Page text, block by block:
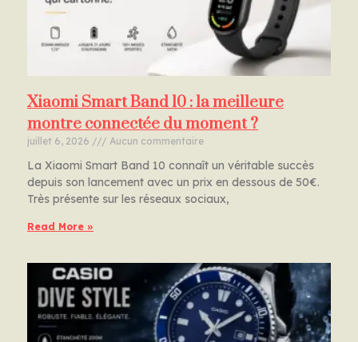
Xiaomi Smart Band 10 : la meilleure
montre connectée du moment ?
juillet 6, 2026 Aucun commentaire
La Xiaomi Smart Band 10 connaît un véritable succès
depuis son lancement avec un prix en dessous de 50€.
Très présente sur les réseaux sociaux,
Read More »